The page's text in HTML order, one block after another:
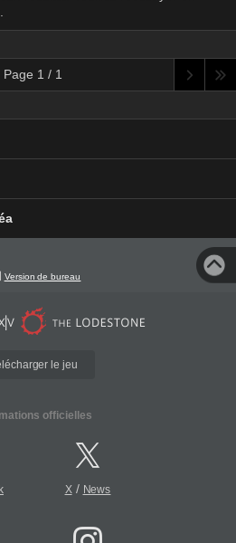
Page 1 / 1
Version de bureau
le jeu
officielles
X/ News